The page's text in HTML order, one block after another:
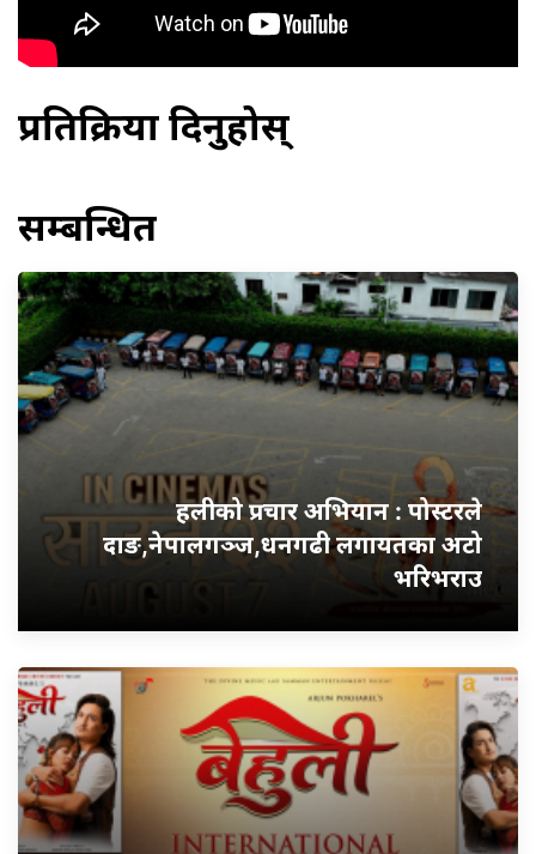
प्रतिक्रिया दिनुहोस्
सम्बन्धित
हलीको प्रचार अभियान : पोस्टरले
दाङ,नेपालगञ्ज,धनगढी लगायतका अटो
भरिभराउ